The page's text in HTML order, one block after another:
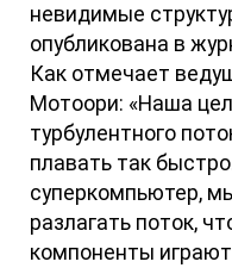
невидимые
опубликована в
Как отмечает
Мотоори: «Наша
турбулентного
плавать так
суперкомпьютер,
разлагать поток,
компоненты